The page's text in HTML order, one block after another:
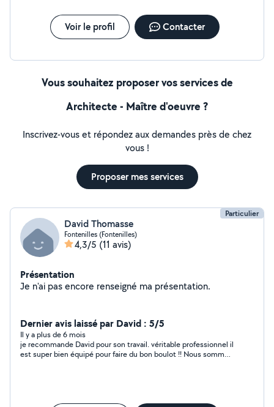
Voir le profil Contacter
Vous souhaitez proposer vos services de
Architecte - Maître d'oeuvre ?
Inscrivez-vous et répondez aux demandes près de chez
vous !
Proposer mes services
Particulier
David Thomasse
Fontenilles (Fontenilles)
4,3/5 (11 avis)
Présentation
Je n'ai pas encore renseigné ma présentation.
Dernier avis laissé par David : 5/5
Il y a plus de 6 mois
je recommande David pour son travail. véritable professionnel il
est super bien équipé pour faire du bon boulot !! Nous sommes